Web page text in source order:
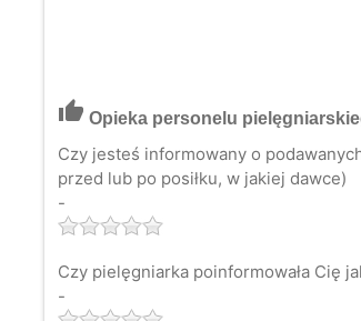
thumb_up Opieka personelu
Czy jesteś informowany o
przed lub po posiłku, w jakiej dawce)
-
Czy pielęgniarka poinformowała Cię
-